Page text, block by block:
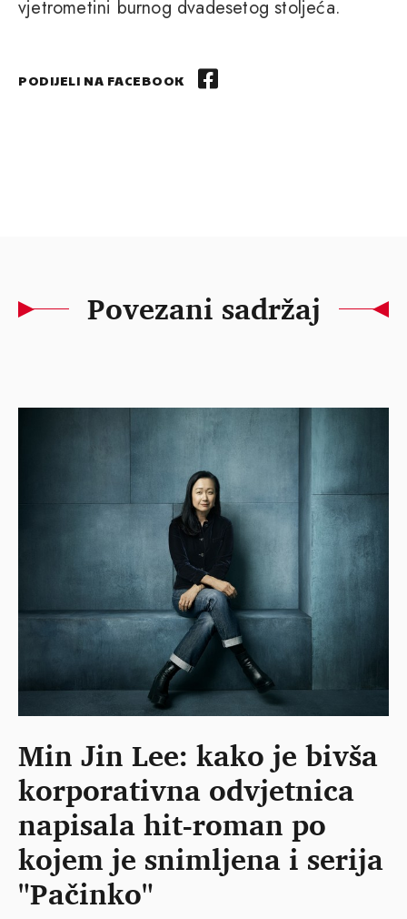
vjetrometini burnog dvadesetog stoljeća.
PODIJELI NA FACEBOOK
Povezani sadržaj
Min Jin Lee: kako je bivša
korporativna odvjetnica
napisala hit-roman po
kojem je snimljena i serija
"Pačinko"